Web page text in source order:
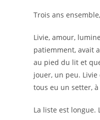
Trois ans
Livie, amour,
patiemment, avait
au pied du lit et
jouer, un peu.
tous eu un setter,
La liste est longue.